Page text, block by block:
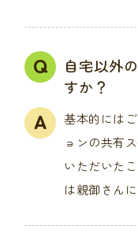
自宅以外
すか？
基本的には
ョンの共有
いただいた
は親御さん